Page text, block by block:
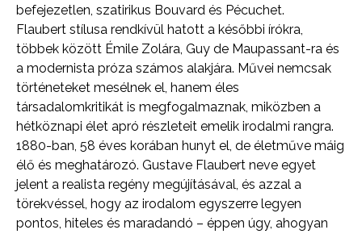
befejezetlen, szatirikus Bouvard és Pécuchet.
Flaubert stílusa rendkívül hatott a későbbi írókra,
többek között Émile Zolára, Guy de Maupassant-ra és
a modernista próza számos alakjára. Művei nemcsak
történeteket mesélnek el, hanem éles
társadalomkritikát is megfogalmaznak, miközben a
hétköznapi élet apró részleteit emelik irodalmi rangra.
1880-ban, 58 éves korában hunyt el, de életműve máig
élő és meghatározó. Gustave Flaubert neve egyet
jelent a realista regény megújításával, és azzal a
törekvéssel, hogy az irodalom egyszerre legyen
pontos, hiteles és maradandó – éppen úgy, ahogyan